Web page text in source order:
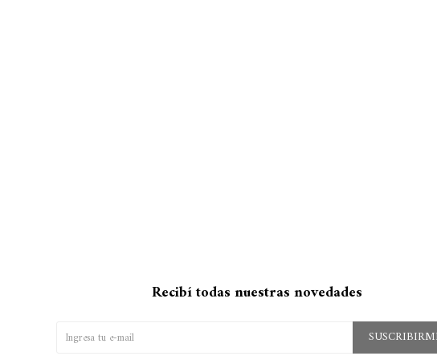
Recibí todas nuestras novedades